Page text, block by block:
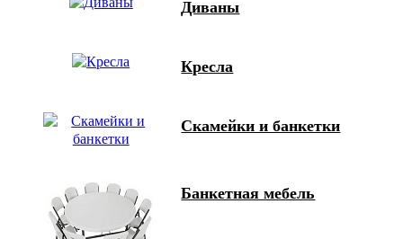
Диваны
Кресла
Скамейки и банкетки
Банкетная мебель